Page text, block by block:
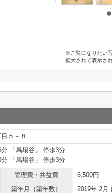
※ご覧になりたい
拡大されて表示され
目５－８
分 「馬場谷」 停歩3分
分 「馬場谷」 停歩3分
管理費・共益費
6,500円
築年月（築年数）
2019年 2月